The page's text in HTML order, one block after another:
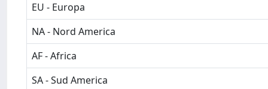
EU - Europa
NA - Nord America
AF - Africa
SA - Sud America